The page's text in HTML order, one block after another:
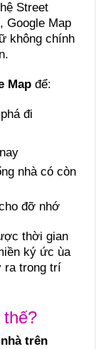
Street
Google Map
không chính
Map để:
đi
nhà có còn
đỡ nhớ
thời gian
ký ức ùa
trong trí
trên